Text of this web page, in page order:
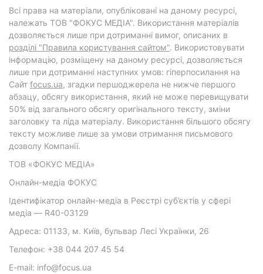
Всі права на матеріали, опубліковані на даному ресурсі,
належать ТОВ "ФОКУС МЕДІА". Використання матеріалів
дозволяється лише при дотриманні вимог, описаних в
розділі "Правила користування сайтом". Використовувати
інформацію, розміщену на даному ресурсі, дозволяється
лише при дотриманні наступних умов: гіперпосилання на
Cайт focus.ua, згадки першоджерела не нижче першого
абзацу, обсягу використання, який не може перевищувати
50% від загального обсягу оригінального тексту, зміни
заголовку та ліда матеріалу. Використання більшого обсягу
тексту можливе лише за умови отримання письмового
дозволу Компанії.
ТОВ «ФОКУС МЕДІА»
Онлайн-медіа ФОКУС
Ідентифікатор онлайн-медіа в Реєстрі суб’єктів у сфері
медіа — R40-03129
Адреса: 01133, м. Київ, бульвар Лесі Українки, 26
Телефон: +38 044 207 45 54
E-mail: info@focus.ua